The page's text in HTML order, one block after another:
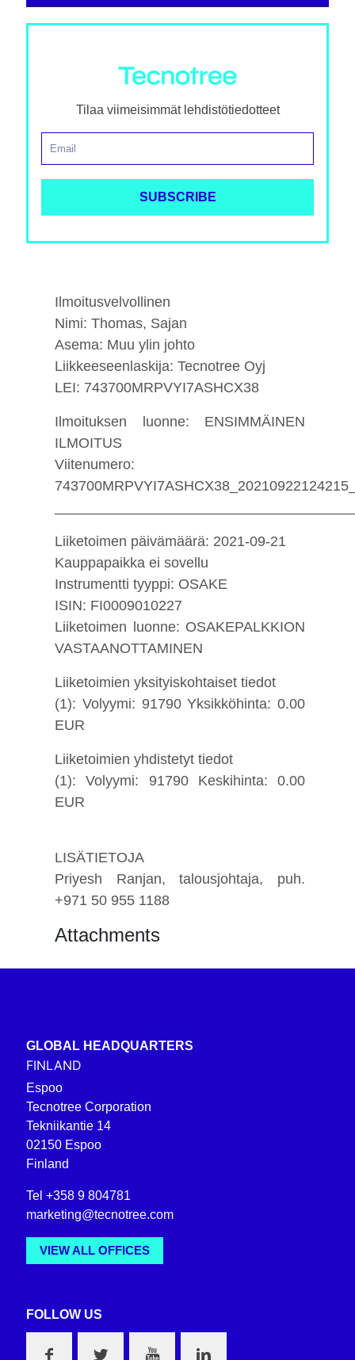
Tilaa viimeisimmät lehdistötiedotteet
Ilmoitusvelvollinen
Nimi: Thomas, Sajan
Asema: Muu ylin johto
Liikkeeseenlaskija: Tecnotree Oyj
LEI: 743700MRPVYI7ASHCX38
Ilmoituksen luonne: ENSIMMÄINEN
ILMOITUS
Viitenumero:
Liiketoimen päivämäärä: 2021-09-21
Kauppapaikka ei sovellu
Instrumentti tyyppi: OSAKE
ISIN: FI0009010227
Liiketoimen luonne: OSAKEPALKKION
VASTAANOTTAMINEN
Liiketoimien yksityiskohtaiset tiedot
(1): Volyymi: 91790 Yksikköhinta: 0.00
EUR
Liiketoimien yhdistetyt tiedot
(1): Volyymi: 91790 Keskihinta: 0.00
EUR
LISÄTIETOJA
Priyesh Ranjan, talousjohtaja, puh.
+971 50 955 1188
Attachments
GLOBAL HEADQUARTERS
FINLAND
Espoo
Tecnotree Corporation
Tekniikantie 14
02150 Espoo
Finland
Tel +358 9 804781
marketing@tecnotree.com
VIEW ALL OFFICES
FOLLOW US